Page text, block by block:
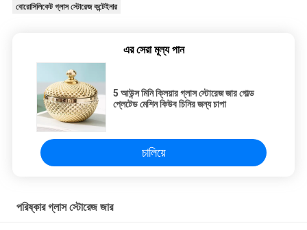
বোরোসিলিকেট গ্লাস স্টোরেজ কন্টেইনার
এর সেরা মূল্য পান
5 আউন্স মিনি ক্লিয়ার গ্লাস স্টোরেজ জার গোল্ড
প্লেটেড মেশিন কিউব চিনির জন্য চাপা
চালিয়ে
পরিষ্কার গ্লাস স্টোরেজ জার